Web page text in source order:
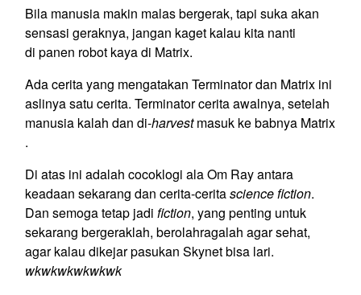
Bila manusia makin malas bergerak, tapi suka akan
sensasi geraknya, jangan kaget kalau kita nanti
di panen robot kaya di Matrix.
Ada cerita yang mengatakan Terminator dan Matrix ini
aslinya satu cerita. Terminator cerita awalnya, setelah
manusia kalah dan di-harvestmasuk ke babnya Matrix
.
Di atas ini adalah cocoklogi ala Om Ray antara
keadaan sekarang dan cerita-ceritascience fiction.
Dan semoga tetap jadi fiction, yang penting untuk
sekarang bergeraklah, berolahragalah agar sehat,
agar kalau dikejar pasukan Skynet bisa lari.
wkwkwkwkwkwk